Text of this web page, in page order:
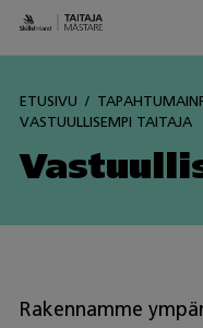
content
ETUSIVU
VASTUULLISEMPI TAITAJA
Rakennamme